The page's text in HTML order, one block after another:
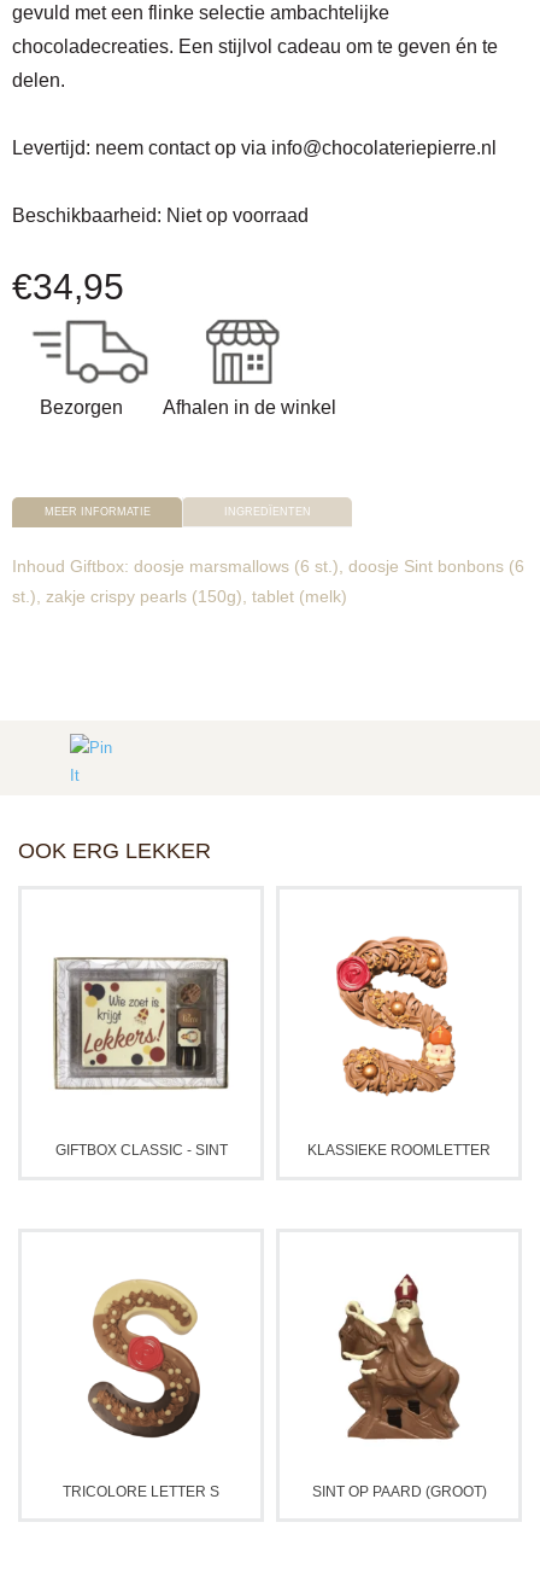
gevuld met een flinke selectie ambachtelijke
chocoladecreaties. Een stijlvol cadeau om te geven én te
delen.
Levertijd: neem contact op via info@chocolateriepierre.nl
Beschikbaarheid: Niet op voorraad
€34,95
Bezorgen Afhalen in de winkel
MEER INFORMATIE INGREDÏENTEN
Inhoud Giftbox: doosje marsmallows (6 st.), doosje Sint bonbons (6
st.), zakje crispy pearls (150g), tablet (melk)
OOK ERG LEKKER
GIFTBOX CLASSIC - SINT KLASSIEKE ROOMLETTER
TRICOLORE LETTER S SINT OP PAARD (GROOT)